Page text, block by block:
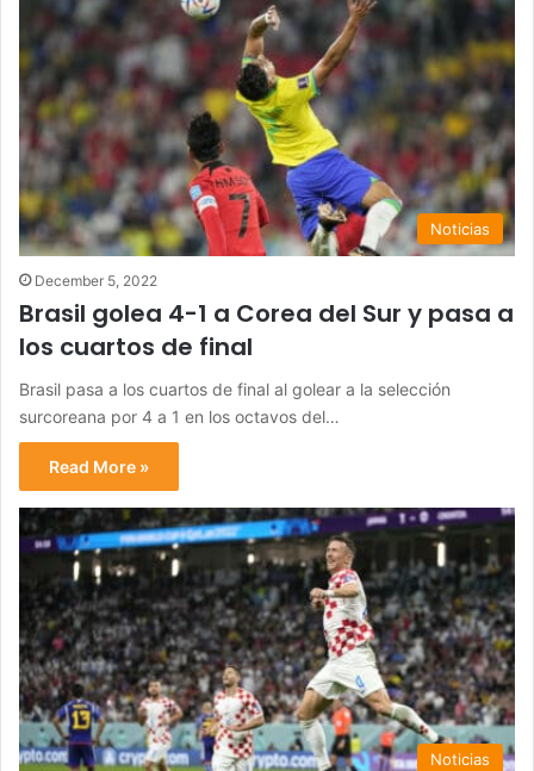
Noticias
December 5, 2022
Brasil golea 4-1 a Corea del Sur y pasa a
los cuartos de final
Brasil pasa a los cuartos de final al golear a la selección
surcoreana por 4 a 1 en los octavos del…
Read More »
Noticias